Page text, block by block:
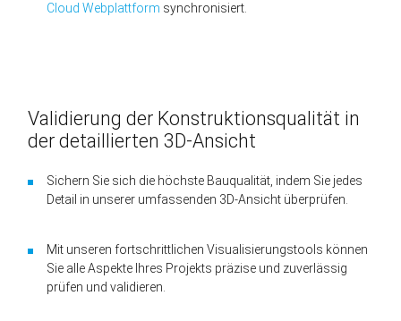
Cloud Webplattform synchronisiert.
Validierung der Konstruktionsqualität in
der detaillierten 3D-Ansicht
Sichern Sie sich die höchste Bauqualität, indem Sie jedes
Detail in unserer umfassenden 3D-Ansicht überprüfen.
Mit unseren fortschrittlichen Visualisierungstools können
Sie alle Aspekte Ihres Projekts präzise und zuverlässig
prüfen und validieren.